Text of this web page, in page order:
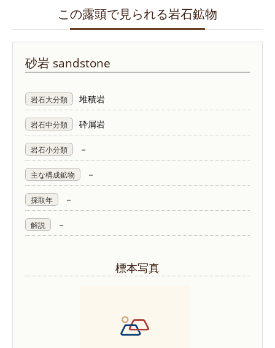
この露頭で見られる岩石鉱物
砂岩 sandstone
岩石大分類 堆積岩
岩石中分類 砕屑岩
岩石小分類 －
主な構成鉱物 －
採取年 －
解説 －
標本写真